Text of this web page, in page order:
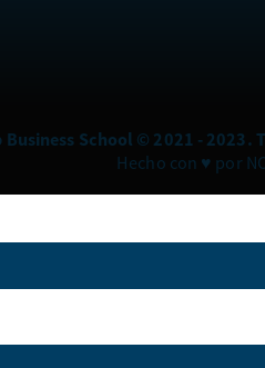
Business School © 2021 - 2023.
Hecho con ♥ por